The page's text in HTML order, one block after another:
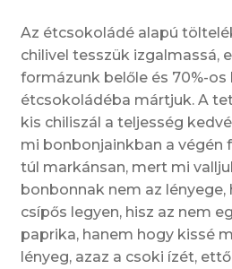
Az étcsokoládé alapú
chilivel tesszük izgalmassá,
formázunk belőle és 70%-os
étcsokoládéba mártjuk. A
kis chiliszál a teljesség
mi bonbonjainkban a végén
túl markánsan, mert mi
bonbonnak nem az
csípős legyen, hisz az nem
paprika, hanem hogy kissé
lényeg, azaz a csoki ízét,